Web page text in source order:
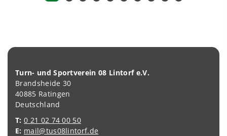
Turn- und Sportverein 08 Lintorf e.V.
Brandsheide 30
40885 Ratingen
Deutschland
T: 0 21 02 74 00 50
E: mail@tus08lintorf.de